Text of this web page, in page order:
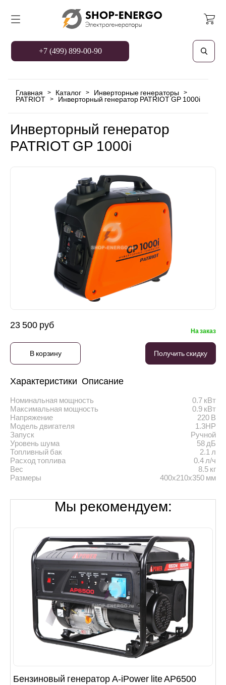
+7 (499) 899-00-90
Главная > Каталог > Инверторные генераторы >
PATRIOT > Инверторный генератор PATRIOT GP 1000i
Инверторный генератор
PATRIOT GP 1000i
23 500 руб
На заказ
В корзину Получить скидку
Характеристики Описание
Номинальная мощность
0.7 кВт
Максимальная мощность
0.9 кВт
Напряжение
220 В
Модель двигателя
1.3HP
Запуск
Ручной
Уровень шума
58 дБ
Топливный бак
2.1 л
Расход топлива
0.4 л/ч
Вес
8.5 кг
Размеры
400x210x350 мм
Мы рекомендуем:
Бензиновый генератор A-iPower lite AР6500